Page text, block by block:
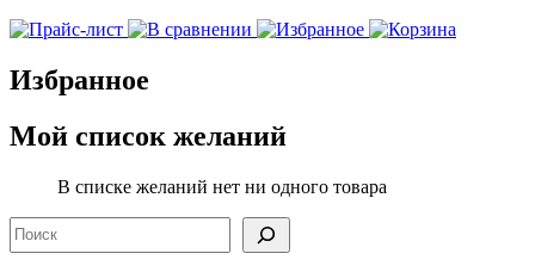
Избранное
Мой список желаний
В списке желаний нет ни одного товара
Поиск